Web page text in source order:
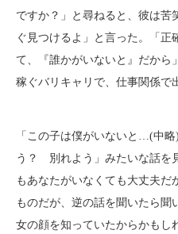
ですか？」と尋ねると、彼は苦
ぐ見つけるよ」と言った。「正
て、『誰かがいないと』だから
稼ぐバリキャリで、仕事関係で
「この子は僕がいないと…(中
う？ 別れよう」みたいな話を
もあなたがいなくても大丈夫だ
ものだが、逆の話を聞いたら聞
女の顔を知っていたからかもし